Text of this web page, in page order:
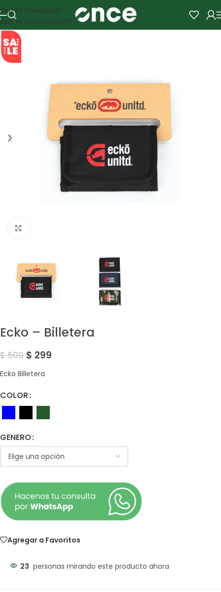
Skip to navigation
Skip to main content
SALE
Ecko – Billetera
$599 $ 299
Ecko Billetera
COLOR
GENERO
Agregar a Favoritos
23 personas mirando este producto ahora